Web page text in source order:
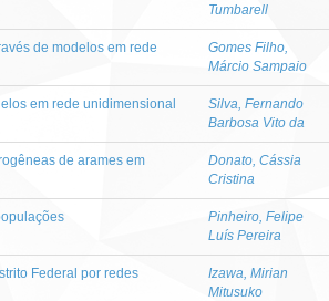
Tumbarell
de modelos em rede
Gomes Filho,
Márcio Sampaio
em rede unidimensional
Silva, Fernando
Barbosa Vito da
de arames em
Donato, Cássia
Cristina
Pinheiro, Felipe
Luís Pereira
Federal por redes
Izawa, Mirian
Mitusuko